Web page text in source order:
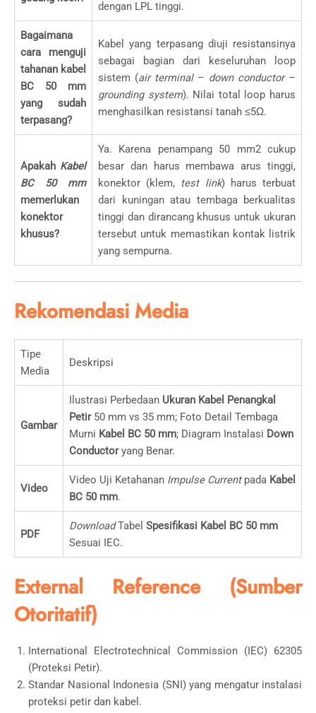
dengan LPL tinggi.
Bagaimana
cara menguji
tahanan kabel
BC 50 mm
yang sudah
terpasang?
Kabel yang terpasang diuji resistansinya
sebagai bagian dari keseluruhan loop
sistem (air terminal– down conductor–
grounding system). Nilai total loop harus
menghasilkan resistansi tanah ≤5Ω.
Apakah Kabel
BC 50 mm
memerlukan
konektor
khusus?
Ya. Karena penampang 50 mm2cukup
besar dan harus membawa arus tinggi,
konektor (klem, test link) harus terbuat
dari kuningan atau tembaga berkualitas
tinggi dan dirancang khusus untuk ukuran
tersebut untuk memastikan kontak listrik
yang sempurna.
Rekomendasi Media
Tipe
Media
Deskripsi
Gambar
Ilustrasi Perbedaan Ukuran Kabel Penangkal
Petir50 mm vs 35 mm; Foto Detail Tembaga
Murni Kabel BC 50 mm; Diagram Instalasi Down
Conductoryang Benar.
Video
Video Uji Ketahanan Impulse Currentpada Kabel
BC 50 mm.
PDF
DownloadTabel Spesifikasi Kabel BC 50 mm
Sesuai IEC.
External Reference (Sumber
Otoritatif)
International Electrotechnical Commission (IEC) 62305
(Proteksi Petir).
Standar Nasional Indonesia (SNI) yang mengatur instalasi
proteksi petir dan kabel.